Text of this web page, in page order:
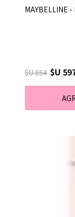
MAYBELLINE
$U 854 $U